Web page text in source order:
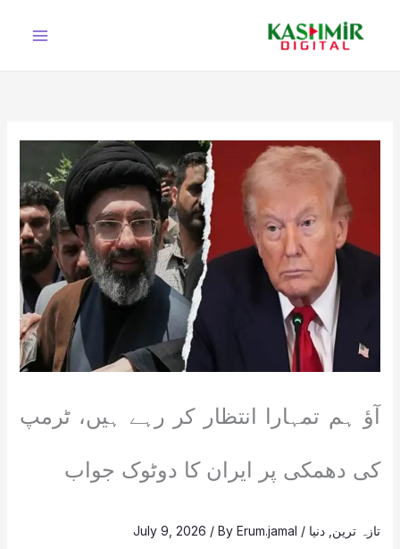
آؤ ہم تمہارا انتظار کر رہے ہیں، ٹرمپ
کی دھمکی پر ایران کا دوٹوک جواب
تازہ ترین دنیا /
July 9, 2026 / ByErum.jamal